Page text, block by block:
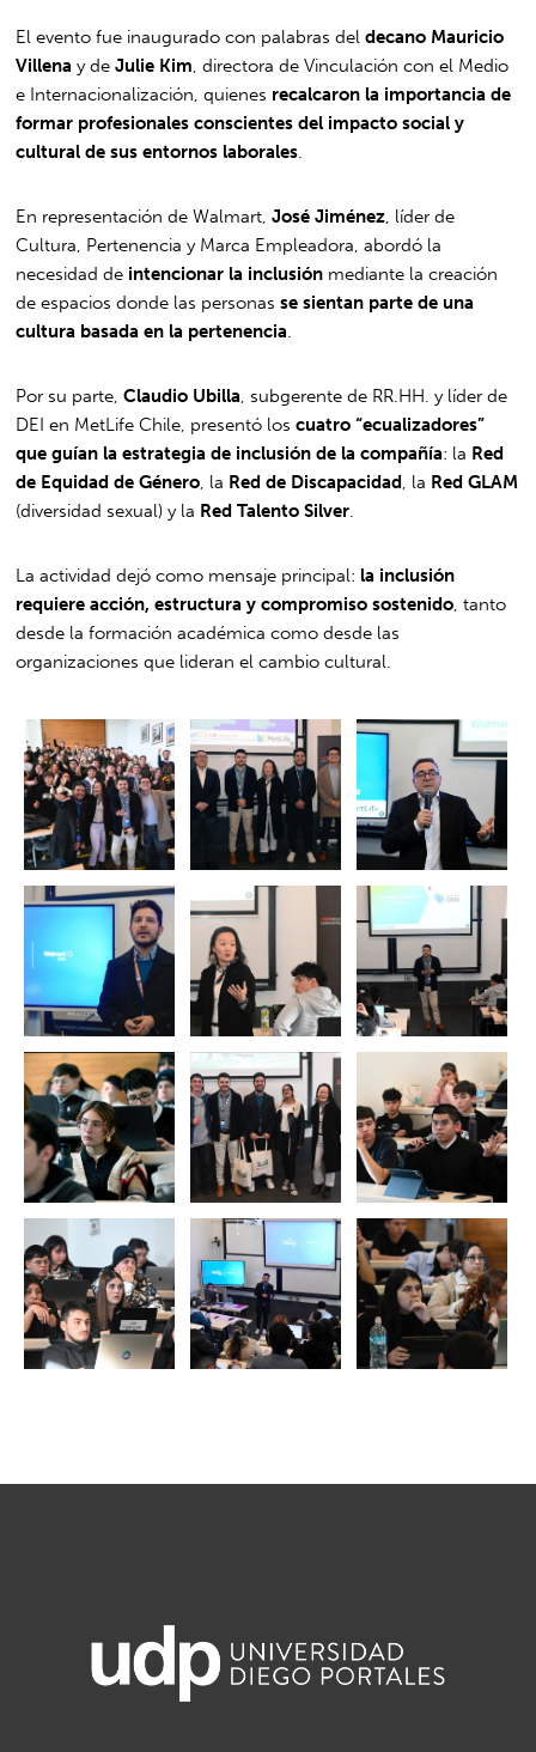
El evento fue inaugurado con palabras deldecano Mauricio
Villena y deJulie Kim , directora de Vinculación con el Medio
e Internacionalización, quienes recalcaron la importancia de
formar profesionales conscientes del impacto social y
cultural de sus entornos laborales
En representación de Walmart,José Jiménez , líder de
Cultura, Pertenencia y Marca Empleadora, abordó la
necesidad de intencionar la inclusión mediante la creación
de espacios donde las personasse sientan parte de una
cultura basada en la pertenencia
Por su parte,Claudio Ubilla , subgerente de RR.HH. y líder de
DEI en MetLife Chile, presentó loscuatro “ecualizadores”
que guían la estrategia de inclusión de la compañía: la Red
de Equidad de Género , la Red de Discapacidad , la Red GLAM
(diversidad sexual) y la Red Talento Silver
La actividad dejó como mensaje principal: la inclusión
requiere acción, estructura y compromiso sostenido , tanto
desde la formación académica como desde las
organizaciones que lideran el cambio cultural.